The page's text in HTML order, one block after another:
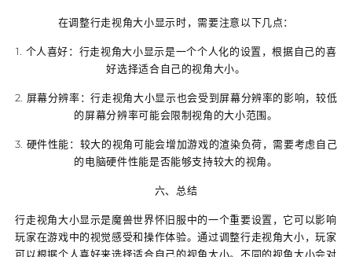
在调整行走视角大小显示时，需要注意以下几点：
1. 个人喜好：行走视角大小显示是一个个人化的设置，根据自己的喜
好选择适合自己的视角大小。
2. 屏幕分辨率：行走视角大小显示也会受到屏幕分辨率的影响，较低
的屏幕分辨率可能会限制视角的大小范围。
3. 硬件性能：较大的视角可能会增加游戏的渲染负荷，需要考虑自己
的电脑硬件性能是否能够支持较大的视角。
六、总结
行走视角大小显示是魔兽世界怀旧服中的一个重要设置，它可以影响
玩家在游戏中的视觉感受和操作体验。通过调整行走视角大小，玩家
可以根据个人喜好来选择适合自己的视角大小。不同的视角大小会对